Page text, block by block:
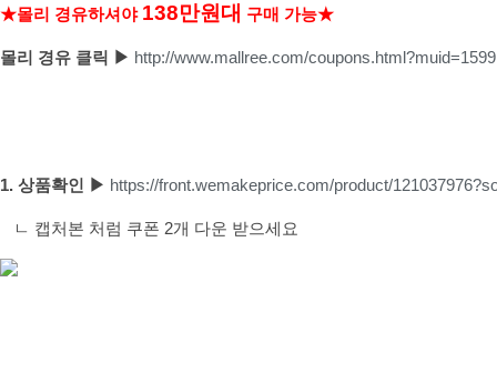
★몰리 경유하셔야 138만원대 구매 가능★
몰리 경유 클릭 ▶ http://www.mallree.com/coupons.html?muid=1599
1. 상품확인 ▶ https://front.wemakeprice.com/product/
ㄴ 캡처본 처럼 쿠폰 2개 다운 받으세요